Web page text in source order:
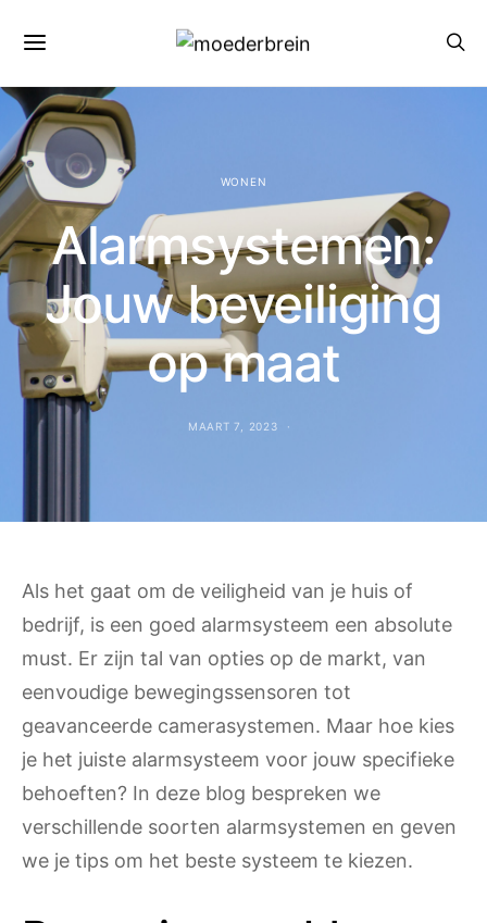
WONEN
Alarmsystemen:
Jouw beveiliging
op maat
MAART 7, 2023
Als het gaat om de veiligheid van je huis of
bedrijf, is een goed alarmsysteem een absolute
must. Er zijn tal van opties op de markt, van
eenvoudige bewegingssensoren tot
geavanceerde camerasystemen. Maar hoe kies
je het juiste alarmsysteem voor jouw specifieke
behoeften? In deze blog bespreken we
verschillende soorten alarmsystemen en geven
we je tips om het beste systeem te kiezen.